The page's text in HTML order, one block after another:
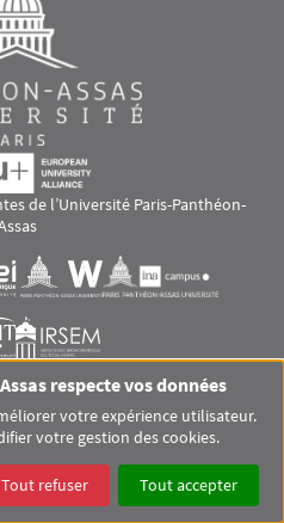
de l’Université Paris-Panthéon-
Visuel svgVisuel svg
Visuel svg
MENTIONS LÉGALES
respecte vos données
votre expérience utilisateur.
votre gestion des cookies.
Tout refuser Tout accepter